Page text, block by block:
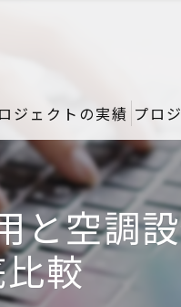
ジェクトの実績 プロ
と空調
較